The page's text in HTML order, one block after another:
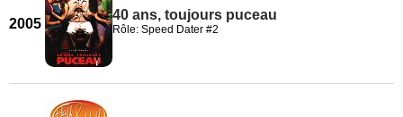
2005
40 ans, toujours puceau
Rôle: Speed Dater #2